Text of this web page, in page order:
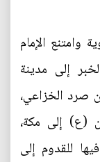
وامتنع الإمام
إلى مدينة
صرد الخزاعي،
(ع) إلى مكة،
للقدوم إلى